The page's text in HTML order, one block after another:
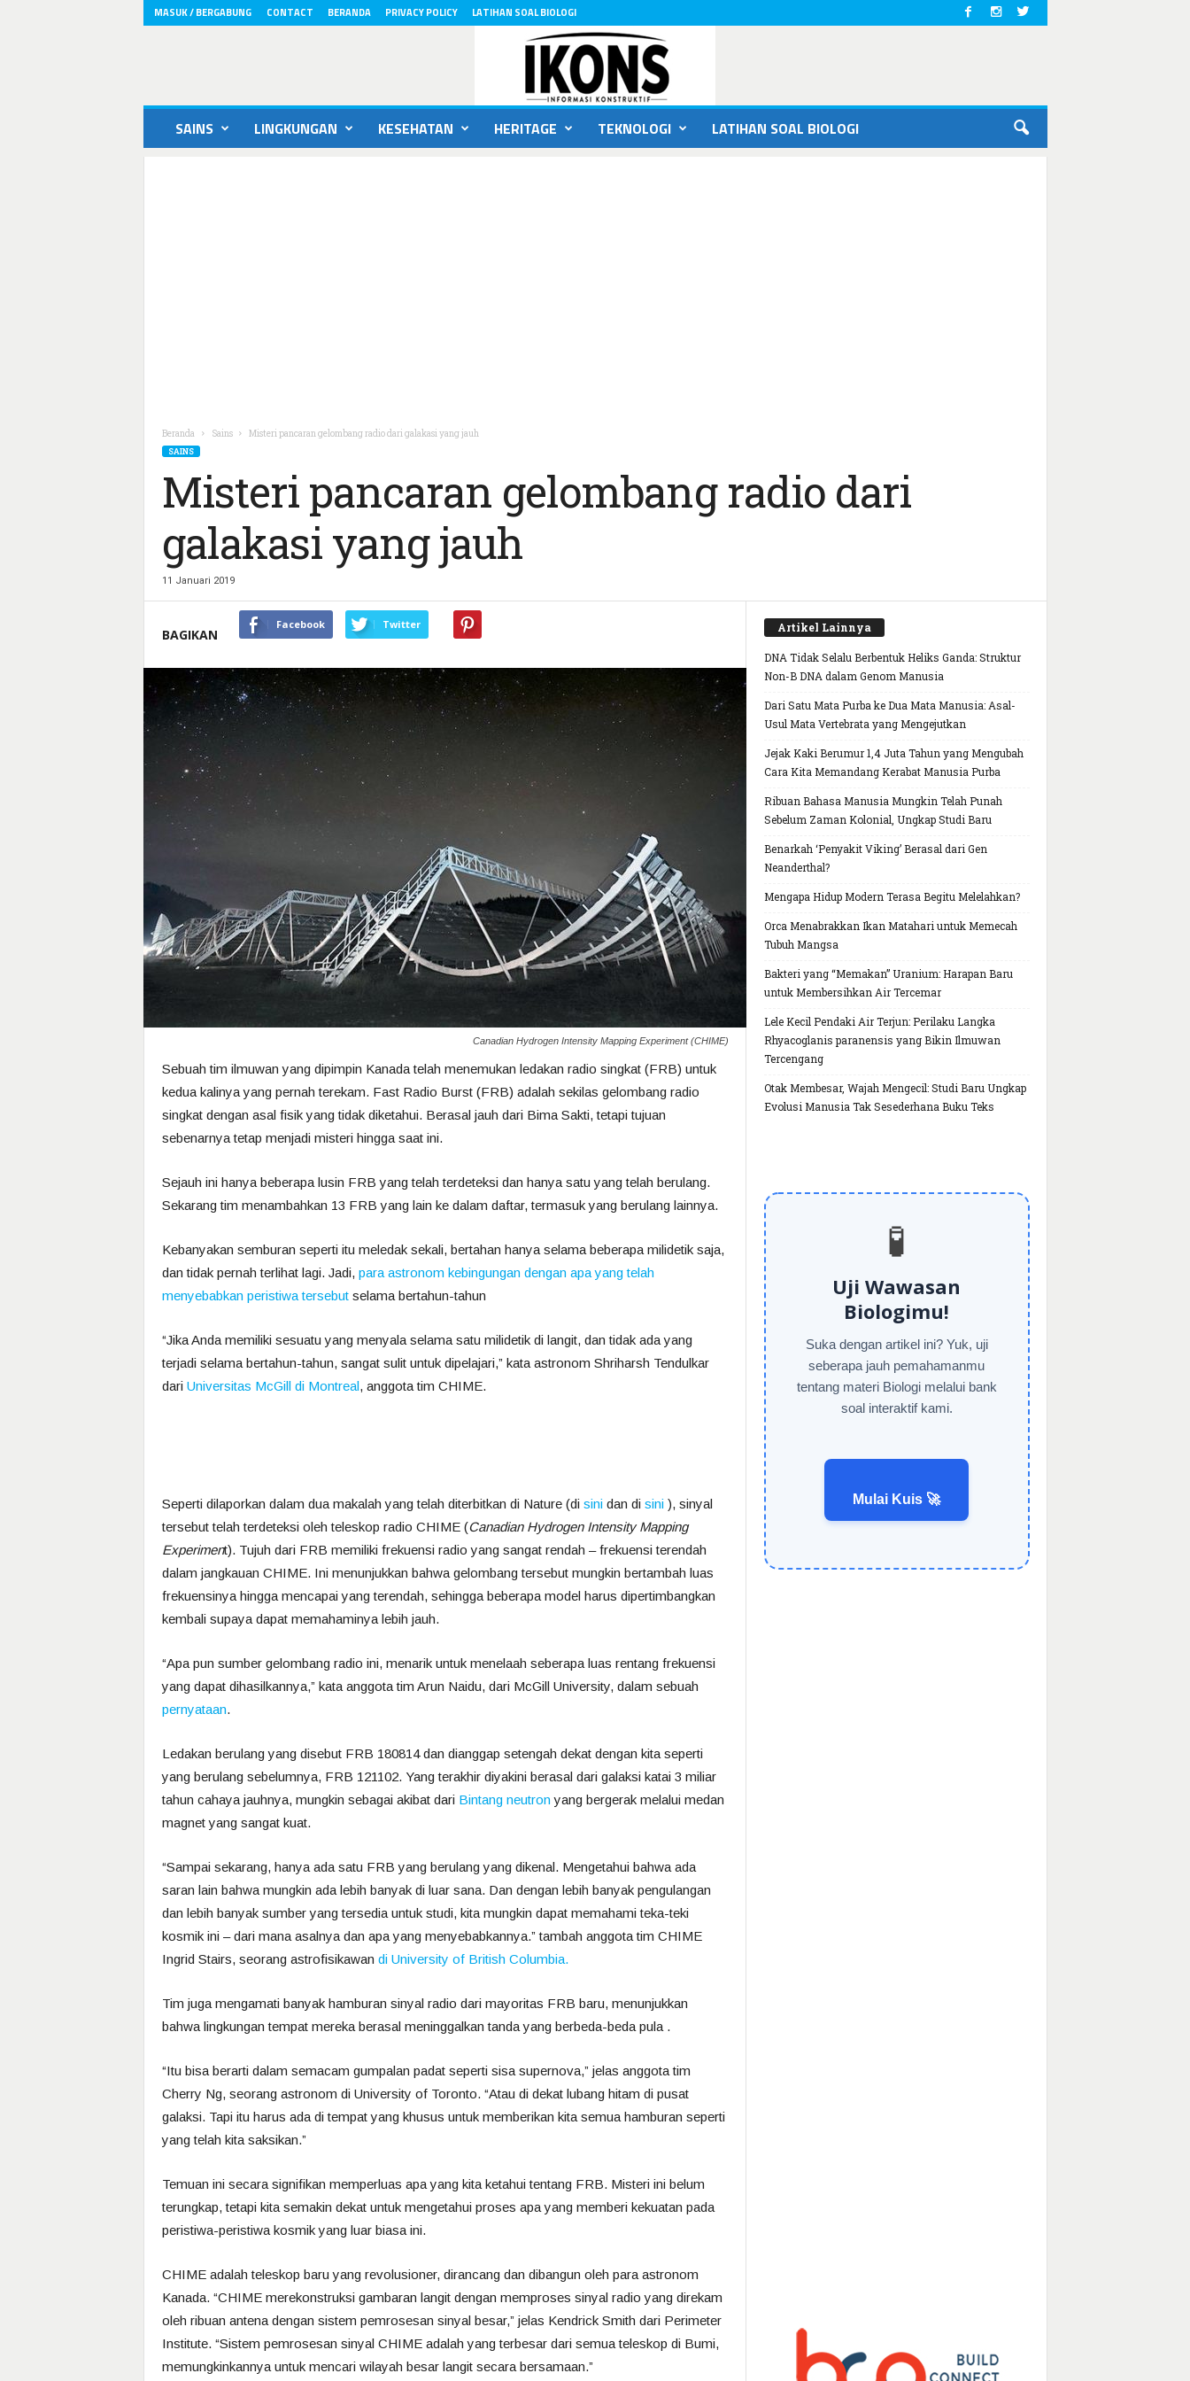
MASUK / BERGABUNG CONTACT BERANDA PRIVACY POLICY LATIHAN SOAL BIOLOGI
SAINS LINGKUNGAN KESEHATAN HERITAGE TEKNOLOGI LATIHAN SOAL BIOLOGI
Beranda Sains Misteri pancaran gelombang radio dari galakasi yang jauh
SAINS
Misteri pancaran gelombang radio dari
galakasi yang jauh
11 Januari 2019
BAGIKAN
Facebook Twitter
Canadian Hydrogen Intensity Mapping Experiment (CHIME)
Sebuah tim ilmuwan yang dipimpin Kanada telah menemukan ledakan radio singkat (FRB) untuk
kedua kalinya yang pernah terekam. Fast Radio Burst (FRB) adalah sekilas gelombang radio
singkat dengan asal fisik yang tidak diketahui. Berasal jauh dari Bima Sakti, tetapi tujuan
sebenarnya tetap menjadi misteri hingga saat ini.
Sejauh ini hanya beberapa lusin FRB yang telah terdeteksi dan hanya satu yang telah berulang.
Sekarang tim menambahkan 13 FRB yang lain ke dalam daftar, termasuk yang berulang lainnya.
Kebanyakan semburan seperti itu meledak sekali, bertahan hanya selama beberapa milidetik saja,
dan tidak pernah terlihat lagi. Jadi, para astronom kebingungan dengan apa yang telah
menyebabkan peristiwa tersebutselama bertahun-tahun
“Jika Anda memiliki sesuatu yang menyala selama satu milidetik di langit, dan tidak ada yang
terjadi selama bertahun-tahun, sangat sulit untuk dipelajari,” kata astronom Shriharsh Tendulkar
dari Universitas McGill di Montreal, anggota tim CHIME.
Seperti dilaporkan dalam dua makalah yang telah diterbitkan di Nature (di sinidan di sini), sinyal
tersebut telah terdeteksi oleh teleskop radio CHIME (Canadian Hydrogen Intensity Mapping
Experiment). Tujuh dari FRB memiliki frekuensi radio yang sangat rendah – frekuensi terendah
dalam jangkauan CHIME. Ini menunjukkan bahwa gelombang tersebut mungkin bertambah luas
frekuensinya hingga mencapai yang terendah, sehingga beberapa model harus dipertimbangkan
kembali supaya dapat memahaminya lebih jauh.
“Apa pun sumber gelombang radio ini, menarik untuk menelaah seberapa luas rentang frekuensi
yang dapat dihasilkannya,” kata anggota tim Arun Naidu, dari McGill University, dalam sebuah
pernyataan.
Ledakan berulang yang disebut FRB 180814 dan dianggap setengah dekat dengan kita seperti
yang berulang sebelumnya, FRB 121102. Yang terakhir diyakini berasal dari galaksi katai 3 miliar
tahun cahaya jauhnya, mungkin sebagai akibat dari Bintang neutronyang bergerak melalui medan
magnet yang sangat kuat.
“Sampai sekarang, hanya ada satu FRB yang berulang yang dikenal. Mengetahui bahwa ada
saran lain bahwa mungkin ada lebih banyak di luar sana. Dan dengan lebih banyak pengulangan
dan lebih banyak sumber yang tersedia untuk studi, kita mungkin dapat memahami teka-teki
kosmik ini – dari mana asalnya dan apa yang menyebabkannya.” tambah anggota tim CHIME
Ingrid Stairs, seorang astrofisikawan di University of British Columbia.
Tim juga mengamati banyak hamburan sinyal radio dari mayoritas FRB baru, menunjukkan
bahwa lingkungan tempat mereka berasal meninggalkan tanda yang berbeda-beda pula .
“Itu bisa berarti dalam semacam gumpalan padat seperti sisa supernova,” jelas anggota tim
Cherry Ng, seorang astronom di University of Toronto. “Atau di dekat lubang hitam di pusat
galaksi. Tapi itu harus ada di tempat yang khusus untuk memberikan kita semua hamburan seperti
yang telah kita saksikan.”
Temuan ini secara signifikan memperluas apa yang kita ketahui tentang FRB. Misteri ini belum
terungkap, tetapi kita semakin dekat untuk mengetahui proses apa yang memberi kekuatan pada
peristiwa-peristiwa kosmik yang luar biasa ini.
CHIME adalah teleskop baru yang revolusioner, dirancang dan dibangun oleh para astronom
Kanada. “CHIME merekonstruksi gambaran langit dengan memproses sinyal radio yang direkam
oleh ribuan antena dengan sistem pemrosesan sinyal besar,” jelas Kendrick Smith dari Perimeter
Institute. “Sistem pemrosesan sinyal CHIME adalah yang terbesar dari semua teleskop di Bumi,
memungkinkannya untuk mencari wilayah besar langit secara bersamaan.”
Artikel Lainnya
DNA Tidak Selalu Berbentuk Heliks Ganda: Struktur
Non-B DNA dalam Genom Manusia
Dari Satu Mata Purba ke Dua Mata Manusia: Asal-
Usul Mata Vertebrata yang Mengejutkan
Jejak Kaki Berumur 1,4 Juta Tahun yang Mengubah
Cara Kita Memandang Kerabat Manusia Purba
Ribuan Bahasa Manusia Mungkin Telah Punah
Sebelum Zaman Kolonial, Ungkap Studi Baru
Benarkah ‘Penyakit Viking’ Berasal dari Gen
Neanderthal?
Mengapa Hidup Modern Terasa Begitu Melelahkan?
Orca Menabrakkan Ikan Matahari untuk Memecah
Tubuh Mangsa
Bakteri yang “Memakan” Uranium: Harapan Baru
untuk Membersihkan Air Tercemar
Lele Kecil Pendaki Air Terjun: Perilaku Langka
Rhyacoglanis paranensis yang Bikin Ilmuwan
Tercengang
Otak Membesar, Wajah Mengecil: Studi Baru Ungkap
Evolusi Manusia Tak Sesederhana Buku Teks
🧪
Uji Wawasan
Biologimu!
Suka dengan artikel ini? Yuk, uji
seberapa jauh pemahamanmu
tentang materi Biologi melalui bank
soal interaktif kami.
Mulai Kuis 🚀